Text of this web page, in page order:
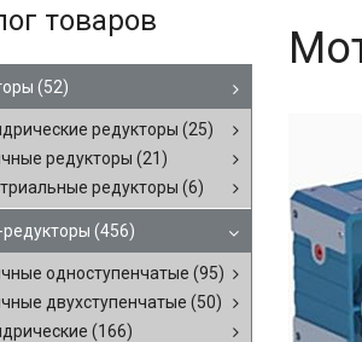
товаров
(52)
редукторы (25)
редукторы (21)
редукторы (6)
(456)
одноступенчатые (95)
двухступенчатые (50)
(166)